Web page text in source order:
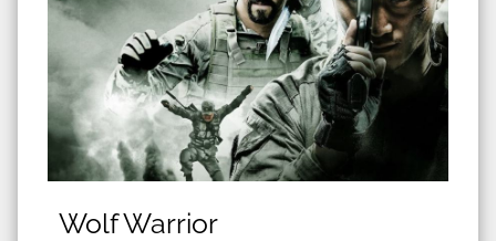
Wolf Warrior